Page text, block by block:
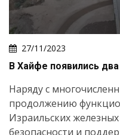
27/11/2023
В Хайфе появились
Наряду с
продолжению
Израильских
безопасности и